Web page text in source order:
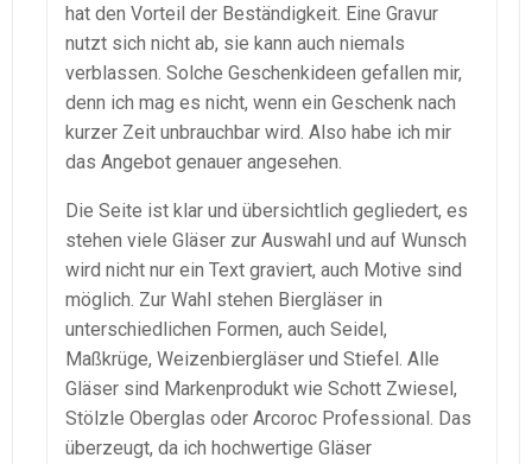
hat den Vorteil der Beständigkeit. Eine Gravur
nutzt sich nicht ab, sie kann auch niemals
verblassen. Solche Geschenkideen gefallen mir,
denn ich mag es nicht, wenn ein Geschenk nach
kurzer Zeit unbrauchbar wird. Also habe ich mir
das Angebot genauer angesehen.
Die Seite ist klar und übersichtlich gegliedert, es
stehen viele Gläser zur Auswahl und auf Wunsch
wird nicht nur ein Text graviert, auch Motive sind
möglich. Zur Wahl stehen Biergläser in
unterschiedlichen Formen, auch Seidel,
Maßkrüge, Weizenbiergläser und Stiefel. Alle
Gläser sind Markenprodukt wie Schott Zwiesel,
Stölzle Oberglas oder Arcoroc Professional. Das
überzeugt, da ich hochwertige Gläser